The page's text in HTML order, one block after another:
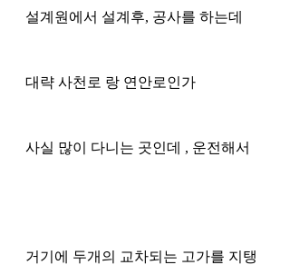
설계원에서 설계후, 공사를 하는데
대략 사천로 랑 연안로인가
사실 많이 다니는 곳인데 , 운전해서
거기에 두개의 교차되는 고가를 지탱